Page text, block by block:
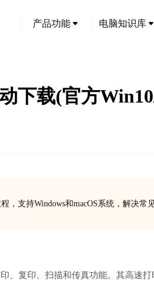
产品功能 电脑知识库
下载(官方
，支持Windows和macOS系统，解决常
、复印、扫描和传真功能。其高速